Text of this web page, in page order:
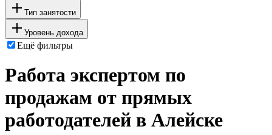
Тип занятости
Уровень дохода
Ещё фильтры
Работа экспертом по
продажам от прямых
работодателей в Алейске